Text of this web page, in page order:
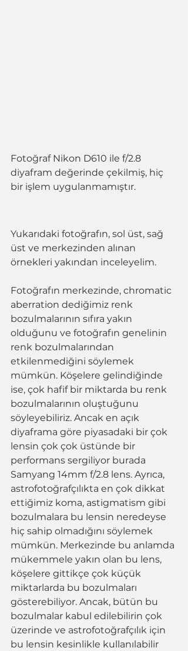
Fotoğraf Nikon D610 ile f/2.8
diyafram değerinde çekilmiş, hiç
bir işlem uygulanmamıştır.
Yukarıdaki fotoğrafın, sol üst, sağ
üst ve merkezinden alınan
örnekleri yakından inceleyelim.
Fotoğrafın merkezinde, chromatic
aberration dediğimiz renk
bozulmalarının sıfıra yakın
olduğunu ve fotoğrafın genelinin
renk bozulmalarından
etkilenmediğini söylemek
mümkün. Köşelere gelindiğinde
ise, çok hafif bir miktarda bu renk
bozulmalarının oluştuğunu
söyleyebiliriz. Ancak en açık
diyaframa göre piyasadaki bir çok
lensin çok çok üstünde bir
performans sergiliyor burada
Samyang 14mm f/2.8 lens. Ayrıca,
astrofotoğrafçılıkta en çok dikkat
ettiğimiz koma, astigmatism gibi
bozulmalara bu lensin neredeyse
hiç sahip olmadığını söylemek
mümkün. Merkezinde bu anlamda
mükemmele yakın olan bu lens,
köşelere gittikçe çok küçük
miktarlarda bu bozulmaları
gösterebiliyor. Ancak, bütün bu
bozulmalar kabul edilebilirin çok
üzerinde ve astrofotoğrafçılık için
bu lensin kesinlikle kullanılabilir